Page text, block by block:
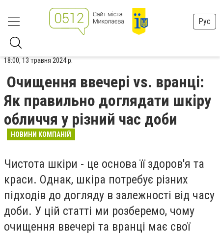
Рус
18:00, 13 травня 2024 р.
Очищення ввечері vs. вранці:
Як правильно доглядати шкіру
обличчя у різний час доби
НОВИНИ КОМПАНІЙ
Чистота шкіри - це основа її здоров'я та
краси. Однак, шкіра потребує різних
підходів до догляду в залежності від часу
доби. У цій статті ми розберемо, чому
очищення ввечері та вранці має свої